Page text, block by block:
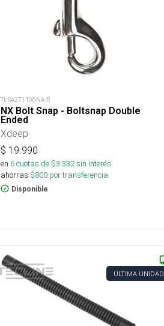
TUSA271106NA-R
NX Bolt Snap - Boltsnap Double
Ended
Xdeep
$ 19.990
en 6cuotas de $3.332sin interés
ahorras $800por transferencia.
Disponible
ÚLTIMA UNIDAD